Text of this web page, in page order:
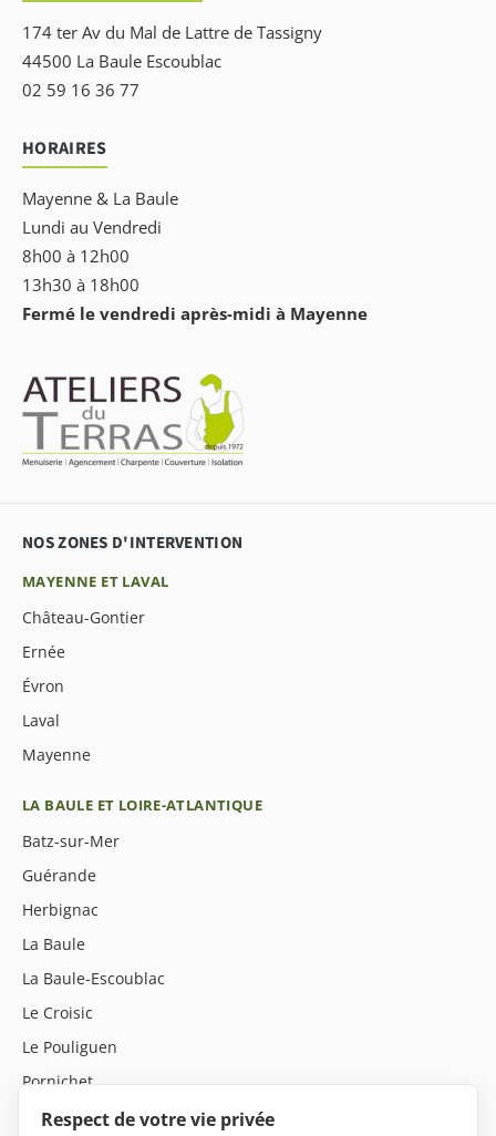
174 ter Av du Mal de Lattre de Tassigny
44500 La Baule Escoublac
02 59 16 36 77
HORAIRES
Mayenne & La Baule
Lundi au Vendredi
8h00 à 12h00
13h30 à 18h00
Fermé le vendredi après-midi à Mayenne
NOS ZONES D'INTERVENTION
MAYENNE ET LAVAL
Château-Gontier
Ernée
Évron
Laval
Mayenne
LA BAULE ET LOIRE-ATLANTIQUE
Batz-sur-Mer
Guérande
Herbignac
La Baule
La Baule-Escoublac
Le Croisic
Le Pouliguen
Pornichet
Saint-André-des-Eaux
Respect de votre vie privée